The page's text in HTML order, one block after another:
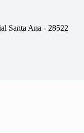
Santa Ana - 28522